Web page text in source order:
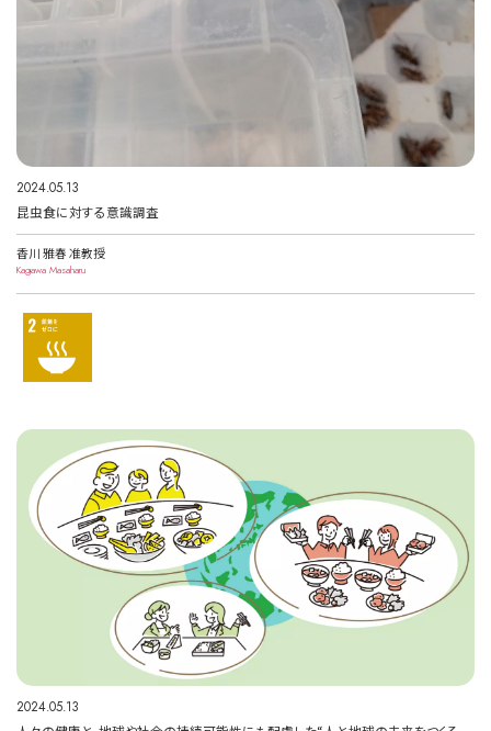
2024.05.13
昆虫食に対する意識調査
香川 雅春 准教授
Kagawa Masaharu
2024.05.13